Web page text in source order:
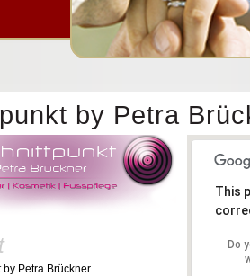
by Petra
This
Do
by Petra Brückner